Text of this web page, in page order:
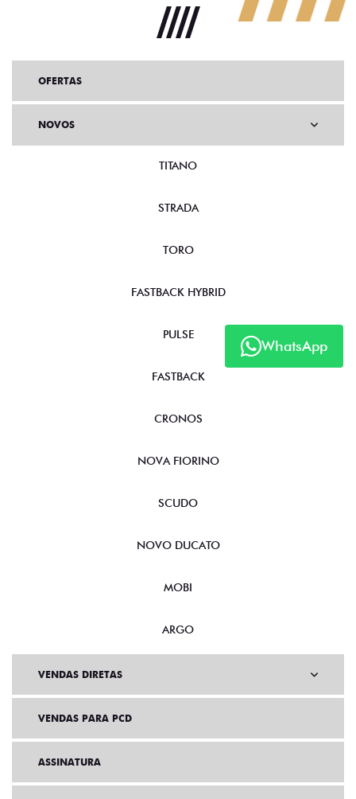
WhatsApp
OFERTAS
NOVOS
TITANO
STRADA
TORO
FASTBACK HYBRID
PULSE
FASTBACK
CRONOS
NOVA FIORINO
SCUDO
NOVO DUCATO
MOBI
ARGO
VENDAS DIRETAS
VENDAS PARA PCD
ASSINATURA